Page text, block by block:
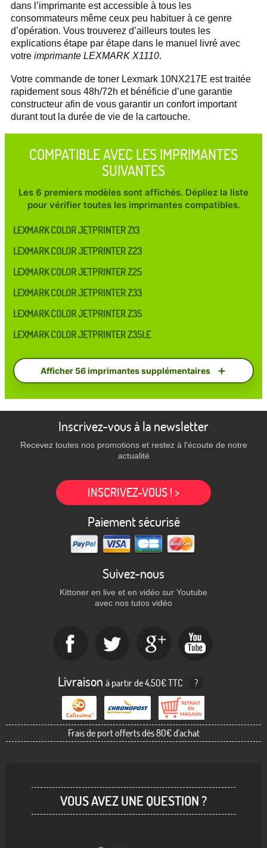
dans l’imprimante est accessible à tous les
consommateurs même ceux peu habituer à ce genre
d’opération. Vous trouverez d’ailleurs toutes les
explications étape par étape dans le manuel livré avec
votre imprimante LEXMARK X1110.
Votre commande de toner Lexmark 10NX217E est traitée
rapidement sous 48h/72h et bénéficie d’une garantie
constructeur afin de vous garantir un confort important
durant tout la durée de vie de la cartouche.
COMPATIBLE AVEC LES IMPRIMANTES
SUIVANTES
Les 6 premiers modèles sont affichés. Dépliez la liste
pour vérifier toutes les imprimantes compatibles.
LEXMARK COLOR JETPRINTER Z13
LEXMARK COLOR JETPRINTER Z23
LEXMARK COLOR JETPRINTER Z25
LEXMARK COLOR JETPRINTER Z33
LEXMARK COLOR JETPRINTER Z35
LEXMARK COLOR JETPRINTER Z35LE
Afficher 56 imprimantes supplémentaires
Inscrivez-vous à la newsletter
Recevez toutes nos promotions et restez à l'écoute de notre
actualité
INSCRIVEZ-VOUS ! >
Paiement sécurisé
Suivez-nous
Kittoner en live et en vidéo sur Youtube
avec nos tutos vidéo
Livraison à partir de 4,50€ TTC ?
Frais de port offerts dès 80€ d'achat
VOUS AVEZ UNE QUESTION ?